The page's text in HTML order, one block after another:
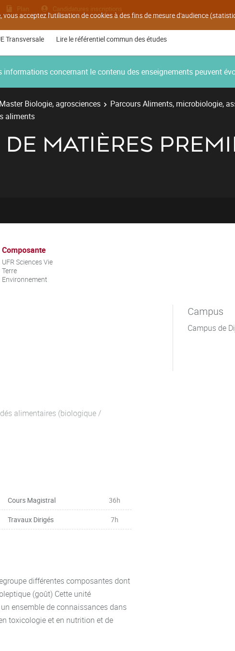
acceptez l'utilisation de cookies à des fins de mesure d'audience
Plan Candidatures inscriptions
Transversale Lire le référentiel commun des études
concernant le contenu des enseignements peuvent
Master Biologie, agrosciences
Parcours Aliments, microbiologie,
aliments
MATIÈRES
Composante
UFR Sciences Vie
Terre
Environnement
alimentaires (biologique /
de gestion
contact alimentaire
Conseillés (ANC)
– étiquetage nutritionnels –
liées à l’alimentation dans les
nutritionnelle / alimentation et
Cours Magistral 36h
Travaux Dirigés 7h
différentes composantes dont
(goût) Cette unité
ensemble de connaissances dans
toxicologie et en nutrition et de
Campus
Campus de